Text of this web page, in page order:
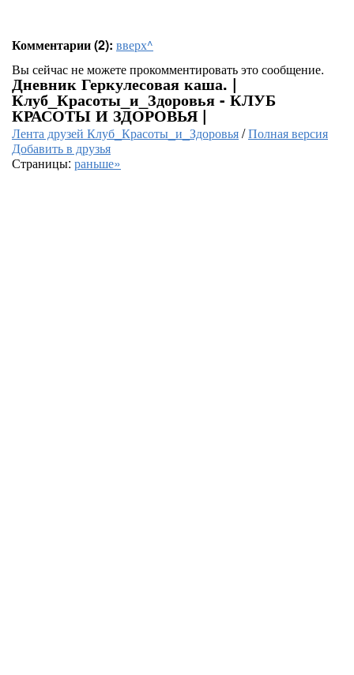
Комментарии (2): вверх^
Вы сейчас не можете прокомментировать это сообщение.
Дневник Геркулесовая каша. |
Клуб_Красоты_и_Здоровья - КЛУБ
КРАСОТЫ И ЗДОРОВЬЯ |
Лента друзей Клуб_Красоты_и_Здоровья/Полная версия
Добавить в друзья
Страницы: раньше»